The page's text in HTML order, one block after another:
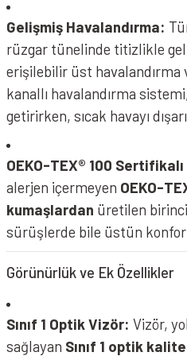
Gelişmiş Havalandırma:
rüzgar tünelinde titizlikle
erişilebilir üst havalandırma
kanallı havalandırma
getirirken, sıcak havayı
OEKO-TEX® 100
alerjen içermeyen OEKO-
kumaşlardan üretilen
sürüşlerde bile üstün
Görünürlük ve Ek Özellikler
Sınıf 1 Optik Vizör: Vizör,
sağlayan Sınıf 1 optik